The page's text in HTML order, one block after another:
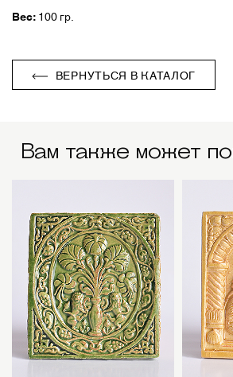
Вес: 100 гр.
ВЕРНУТЬСЯ В КАТАЛОГ
Вам также может